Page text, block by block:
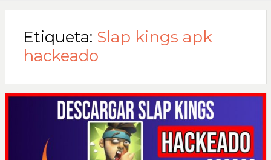
Etiqueta: Slap kings apk
hackeado